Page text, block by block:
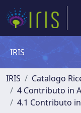
IRIS
IRIS
Catalogo
4 Contributo in
4.1 Contributo